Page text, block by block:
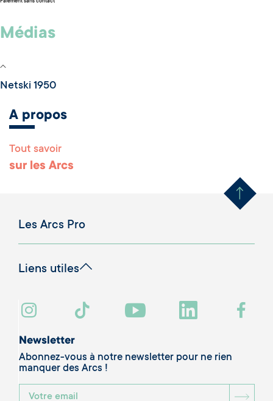
Médias
Netski 1950
A propos
Tout savoir
sur les Arcs Remonter
Les Arcs Pro
Liens utiles
Newsletter
Abonnez-vous à notre newsletter pour ne rien
manquer des Arcs !